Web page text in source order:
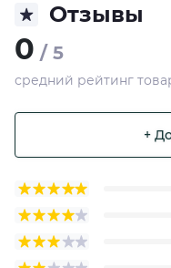
Отзывы
0 / 5
средний рейтинг
+